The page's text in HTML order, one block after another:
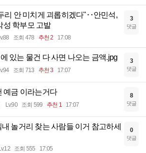
리 안 미치게 괴롭히겠다"‥안민석,
성 학부모 고발
조회 478 추천 2 17:08
3
댓글
있는 물건 다 사면 나오는 금액.jpg
조회 713 추천 3 17:07
3
댓글
예금 이라는거다
Lv.90 조회 599 추천 1 17:07
8
댓글
내 놀거리 찾는 사람들 이거 참고하세
조회 555 17:05
0
댓글